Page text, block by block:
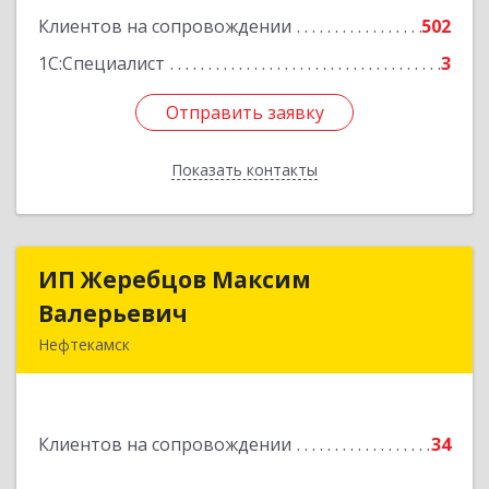
Клиентов на сопровождении
502
1С:Специалист
3
Отправить заявку
Показать контакты
Отправить заявку
Назад
ИП Жеребцов Максим
Валерьевич
Нефтекамск
Клиентов на сопровождении 34
ИП Жеребцов Максим
Подробнее